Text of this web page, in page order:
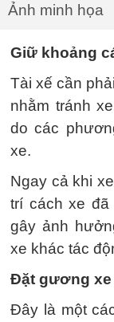
Ảnh minh họa
Giữ khoảng
Tài xế cần
nhằm tránh
do các
xe.
Ngay cả khi
trí cách xe đã
gây ảnh
xe khác tác
Đặt gương xe
Đây là một